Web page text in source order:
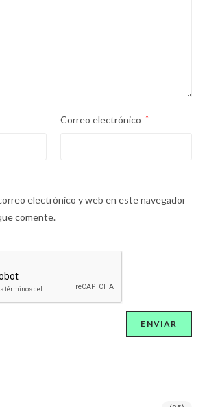
Correo electrónico *
electrónico y web en este navegador
comente.